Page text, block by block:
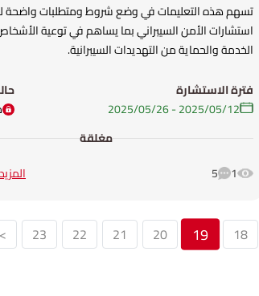
تسهم هذه التعليمات في وضع شروط ومتطلبات واضحة
استشارات الأمن السيبراني بما يساهم في توعية
الخدمة والحماية من التهديدات السيبرانية.
فترة الاستشارة
12‏/05‏/2025
-
26‏/05‏/2025
مغلقة
1
5
18
19
20
21
22
23